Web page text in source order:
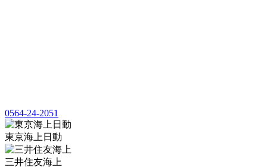
0564-24-2051
東京海上日動
三井住友海上